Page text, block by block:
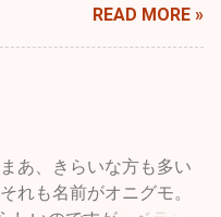
はある意味ありえませ
くというだけでなく花
れは、人為的な選択交
に対しても行われてい
家畜や、犬、猫、小鳥
が伝わっていたことや、
ことを 直接フィードバ
ドファウンディング返
なを細々スタッフが製
READ MORE »
あ、きらいな方も多い
れも名前がオニグモ。